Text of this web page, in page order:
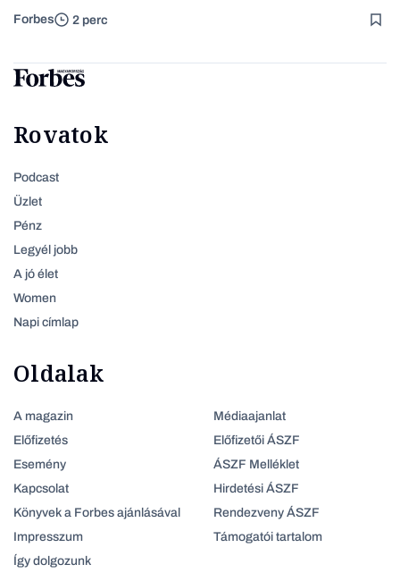
Forbes 2 perc
Rovatok
Podcast
Üzlet
Pénz
Legyél jobb
A jó élet
Women
Napi címlap
Oldalak
A magazin
Előfizetés
Esemény
Kapcsolat
Könyvek a Forbes ajánlásával
Impresszum
Így dolgozunk
Médiaajanlat
Előfizetői ÁSZF
ÁSZF Melléklet
Hirdetési ÁSZF
Rendezveny ÁSZF
Támogatói tartalom